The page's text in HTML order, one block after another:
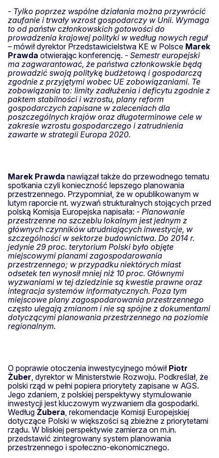
- Tylko poprzez wspólne działania można przywrócić
zaufanie i trwały wzrost gospodarczy w Unii. Wymaga
to od państw członkowskich gotowości do
prowadzenia krajowej polityki w według nowych reguł
–mówił dyrektor Przedstawicielstwa KE w Polsce Marek
Prawda otwierając konferencję. - Semestr europejski
ma zagwarantować, że państwa członkowskie będą
prowadzić swoją politykę budżetową i gospodarczą
zgodnie z przyjętymi wobec UE zobowiązaniami. Te
zobowiązania to: limity zadłużenia i deficytu zgodnie z
paktem stabilności i wzrostu, plany reform
gospodarczych zapisane w zaleceniach dla
poszczególnych krajów oraz długoterminowe cele w
zakresie wzrostu gospodarczego i zatrudnienia
zawarte w strategii Europa 2020.
Marek Prawda nawiązał także do przewodnego tematu
spotkania czyli konieczność lepszego planowania
przestrzennego. Przypomniał, że w opublikowanym w
lutym raporcie nt. wyzwań strukturalnych stojących przed
polską Komisja Europejska napisała: - Planowanie
przestrzenne na szczeblu lokalnym jest jednym z
głównych czynników utrudniających inwestycje, w
szczególności w sektorze budownictwa. Do 2014 r.
jedynie 29 proc. terytorium Polski było objęte
miejscowymi planami zagospodarowania
przestrzennego; w przypadku niektórych miast
odsetek ten wynosił mniej niż 10 proc. Głównymi
wyzwaniami w tej dziedzinie są kwestie prawne oraz
integracja systemów informatycznych. Poza tym
miejscowe plany zagospodarowania przestrzennego
często ulegają zmianom i nie są spójne z dokumentami
dotyczącymi planowania przestrzennego na poziomie
regionalnym.
O poprawie otoczenia inwestycyjnego mówił Piotr
Żuber , dyrektor w Ministerstwie Rozwoju. Podkreślał, że
polski rząd w pełni popiera priorytety zapisane w AGS.
Jego zdaniem, z polskiej perspektywy stymulowanie
inwestycji jest kluczowym wyzwaniem dla gospodarki.
Według Żubera , rekomendacje Komisji Europejskiej
dotyczące Polski w większości są zbieżne z priorytetami
rządu. W bliskiej perspektywie zamierza on m.in.
przedstawić zintegrowany system planowania
przestrzennego i społeczno-ekonomicznego.